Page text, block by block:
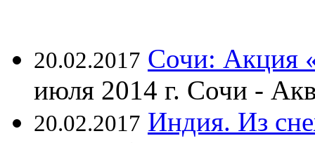
20.02.2017 Сочи: Акция
июля 2014 г. Сочи -
20.02.2017 Индия. Из